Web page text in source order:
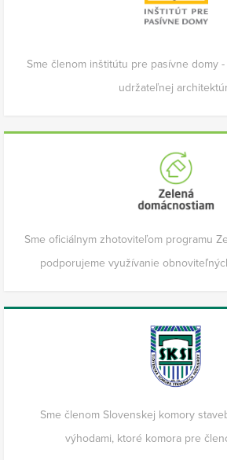
Sme členom inštitútu pre pasívne domy
udržateľnej
Sme oficiálnym zhotoviteľom programu
podporujeme využívanie
Sme členom Slovenskej komory
výhodami, ktoré komora pre